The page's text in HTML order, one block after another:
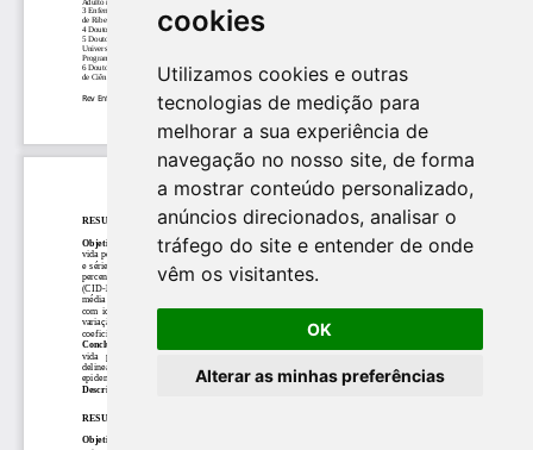
cookies
Utilizamos cookies e outras
tecnologias de medição para
melhorar a sua experiência de
navegação no nosso site, de forma
a mostrar conteúdo personalizado,
anúncios direcionados, analisar o
tráfego do site e entender de onde
vêm os visitantes.
OK
Alterar as minhas preferências